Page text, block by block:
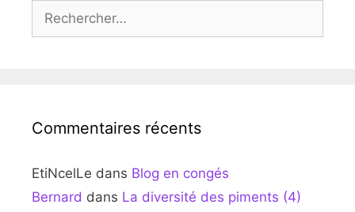
Rechercher :
Commentaires récents
EtiNcelLe dans Blog en congés
Bernard dans La diversité des piments (4)